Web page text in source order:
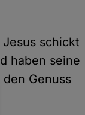
schickt
haben seine
Genuss